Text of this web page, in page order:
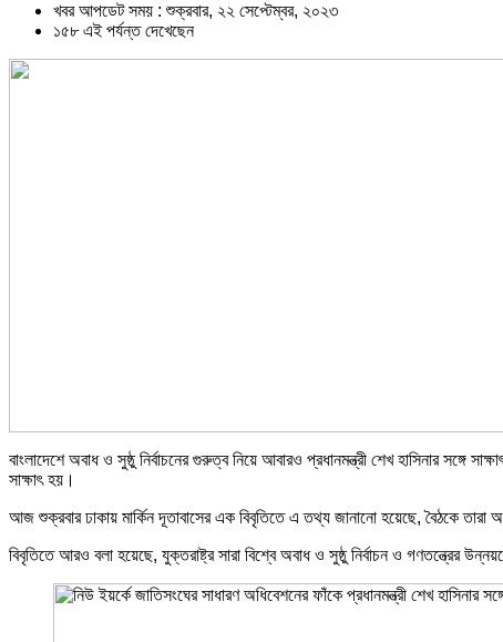
খবর আপডেট সময় : শুক্রবার, ২২ সেপ্টেম্বর, ২০২৩
১৫৮ এই পর্যন্ত দেখেছেন
বাংলাদেশে অবাধ ও সুষ্ঠু নির্বাচনের গুরুত্ব নিয়ে আবারও প্রধানমন্ত্রী শেখ হাসিনার সঙ্গে
সাক্ষাৎ হয়।
আজ শুক্রবার ঢাকায় মার্কিন দূতাবাসের এক বিবৃতিতে এ তথ্য জানানো হয়েছে, বৈঠকে তারা
বিবৃতিতে আরও বলা হয়েছে, যুক্তরাষ্ট্র সারা বিশ্বে অবাধ ও সুষ্ঠু নির্বাচন ও গণতন্ত্রের